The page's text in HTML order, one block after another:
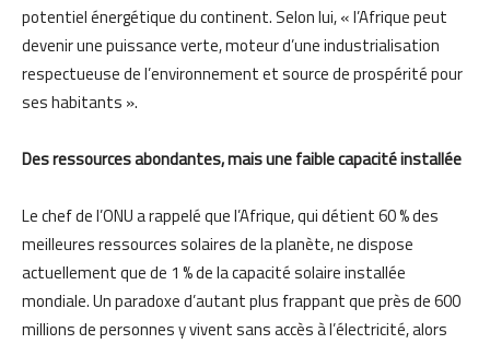
potentiel énergétique du continent. Selon lui, « l’Afrique peut
devenir une puissance verte, moteur d’une industrialisation
respectueuse de l’environnement et source de prospérité pour
ses habitants ».
Des ressources abondantes, mais une faible capacité installée
Le chef de l’ONU a rappelé que l’Afrique, qui détient 60 % des
meilleures ressources solaires de la planète, ne dispose
actuellement que de 1 % de la capacité solaire installée
mondiale. Un paradoxe d’autant plus frappant que près de 600
millions de personnes y vivent sans accès à l’électricité, alors